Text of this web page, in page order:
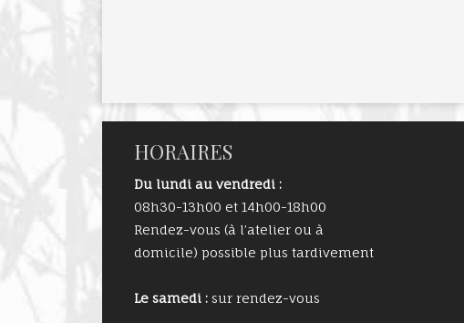
HORAIRES
Du lundi au vendredi :
08h30-13h00 et 14h00-18h00
Rendez-vous (à l’atelier ou à
domicile) possible plus tardivement
Le samedi : sur rendez-vous